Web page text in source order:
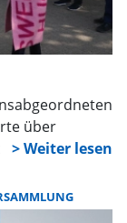
über
Hannover